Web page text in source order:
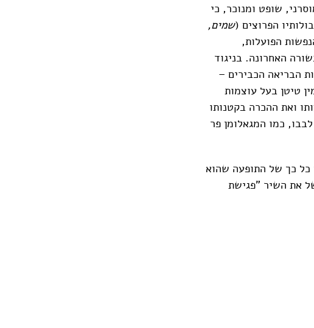
שופט ומנוכר, כי
הפרוצים (שמים,
הפועלות,
האחרונה. בניגוד
הבריאה הכבירים –
טיטן בעל עוצמות
ואת ההכרה בקטנותו
כמו המגאלומן פר
כל כך של התופעה שהוא
את השיר "פגישת